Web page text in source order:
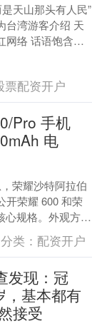
天山那头有人民”
台湾游客介绍 天
网络 话语饱含深
打开新闻客户端
票配资开户
Pro 手机
电
荣耀沙特阿拉伯
开荣耀 600 和荣
心规格。外观方
属一体化....
分类： 配资开户
发现：冠
，基本都有
接受